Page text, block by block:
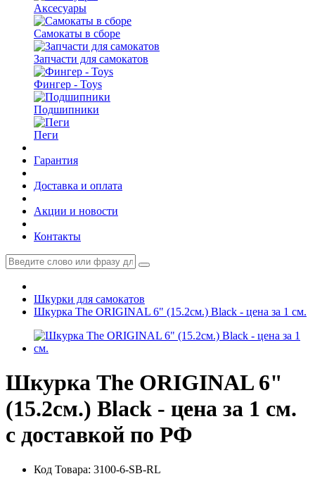
Аксесуары
Самокаты в сборе
Запчасти для самокатов
Фингер - Toys
Подшипники
Пеги
Гарантия
Доставка и оплата
Акции и новости
Контакты
Шкурки для самокатов
Шкурка The ORIGINAL 6" (15.2см.) Black - цена за 1 см.
Шкурка The ORIGINAL 6"
(15.2см.) Black - цена за 1 см.
с доставкой по РФ
Код Товара: 3100-6-SB-RL